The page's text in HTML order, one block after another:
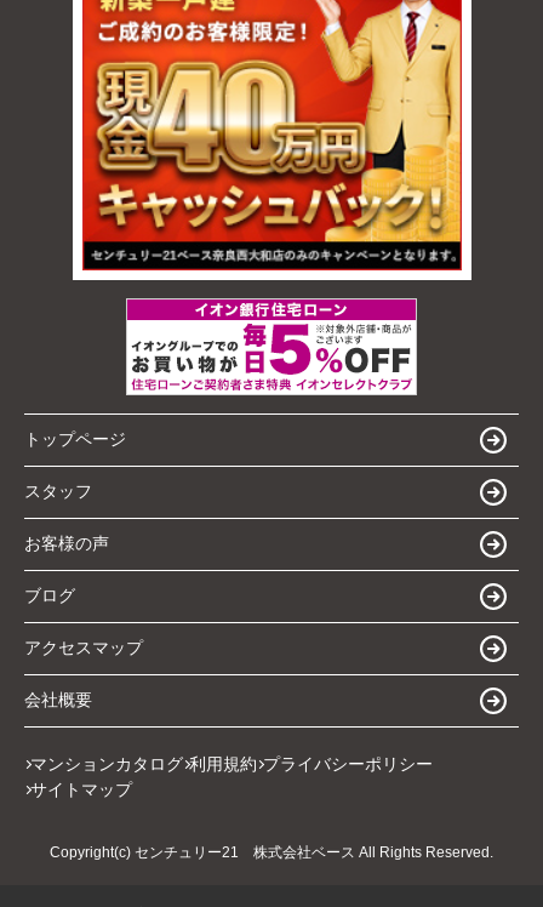
トップページ
スタッフ
お客様の声
ブログ
アクセスマップ
会社概要
マンションカタログ 利用規約 プライバシーポリシー
サイトマップ
Copyright(c) センチュリー21 株式会社ベース All Rights Reserved.